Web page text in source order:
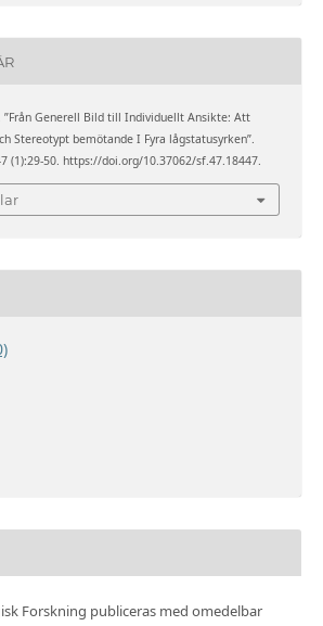
”Från Generell Bild till Individuellt Ansikte: Att
Stereotypt bemötande I Fyra lågstatusyrken”.
(1):29-50. https://doi.org/10.37062/sf.47.18447.
Forskning publiceras med omedelbar